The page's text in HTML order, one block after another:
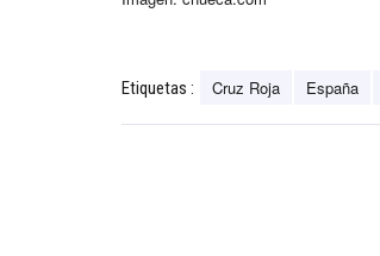
Etiquetas : Cruz Roja España